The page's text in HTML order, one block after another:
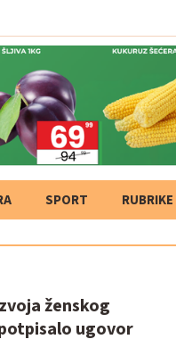
SPORT RUBRIKE
ženskog
ugovor